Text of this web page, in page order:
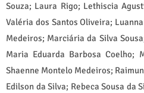
Souza; Laura Rigo; Lethiscia
Valéria dos Santos Oliveira;
Medeiros; Marciária da Silva
Maria Eduarda Barbosa Coelho;
Shaenne Montelo Medeiros;
Edilson da Silva; Rebeca Sousa da